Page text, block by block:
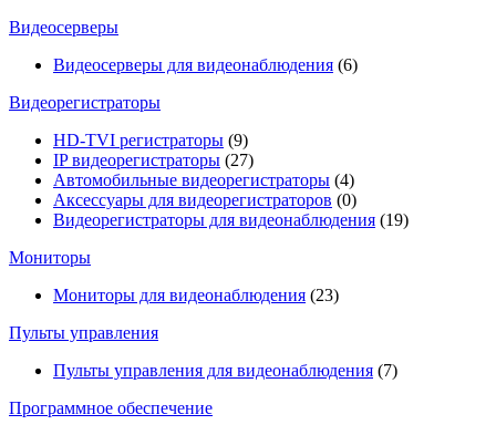
Видеосерверы
Видеосерверы для видеонаблюдения (6)
Видеорегистраторы
HD-TVI регистраторы (9)
IP видеорегистраторы (27)
Автомобильные видеорегистраторы (4)
Аксессуары для видеорегистраторов (0)
Видеорегистраторы для видеонаблюдения (19)
Мониторы
Мониторы для видеонаблюдения (23)
Пульты управления
Пульты управления для видеонаблюдения (7)
Программное обеспечение